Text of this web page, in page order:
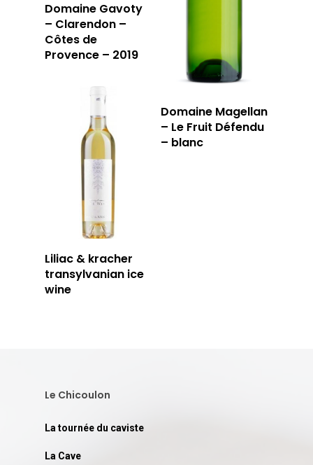
Domaine Gavoty
– Clarendon –
Côtes de
Provence – 2019
Domaine Magellan
– Le Fruit Défendu
– blanc
Liliac & kracher
transylvanian ice
wine
Le Chicoulon
La tournée du caviste
La Cave